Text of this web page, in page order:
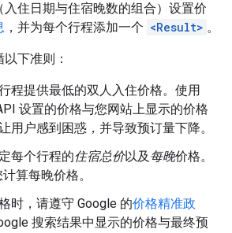
住日期与住宿晚数的组合）设置价
，并为每个行程添加一个 <Result> 。
下准则：
程提供最低的双人入住价格。使用
设置的价格与您网站上显示的价格
用户感到困惑，并导致预订量下降。
每个行程的住宿总价以及 每晚价格。
算每晚价格。
时，请遵守 Google 的价格精准政
搜索结果中显示的价格与最终预